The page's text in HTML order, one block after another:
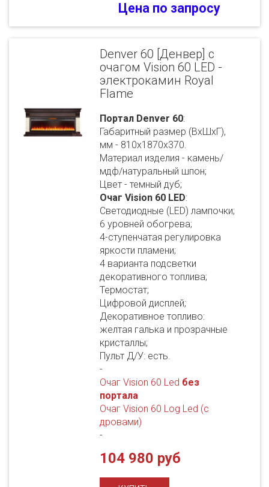
Цена по запросу
Denver 60 [Денвер] с
очагом Vision 60 LED -
электрокамин Royal
Flame
Портал Denver 60:
Габаритный размер (ВхШхГ),
мм - 810х1870х370.
Материал изделия - камень/
мдф/натуральный шпон;
Цвет - темный дуб;
Очаг Vision 60 LED:
Светодиодные (LED) лампочки;
6 уровней обогрева;
4-ступенчатая регулировка
яркости пламени;
4 варианта подсветки
декоративного топлива;
Термостат;
Цифровой дисплей;
Декоративное топливо:
желтая галька и прозрачные
кристаллы;
Пульт Д/У: есть.
-
Очаг Vision 60 Led без
портала
Очаг Vision 60 Log Led (с
дровами)
-
104 980 руб